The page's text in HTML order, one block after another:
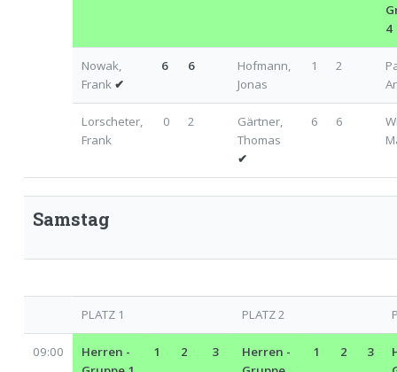
4
Nowak,
Frank ✔
6 6
Hofmann,
Jonas
1 2
Lorscheter,
Frank
0 2
Gärtner,
Thomas
✔
6 6
Samstag
PLATZ 1 PLATZ 2
09:00
Herren -
1 2 3
Herren -
1 2 3